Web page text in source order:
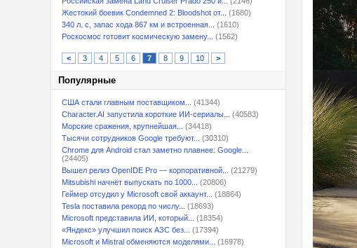
Жестокий боевик Condemned 2: Bloodshot от...
(1680)
340 л. с, запас хода 867 км и встроенная...
(1610)
Роскосмос готовит космическую замену...
(1562)
< 3 4 5 6 7 8 9 10 >
Популярные
США стали главным поставщиком...
(41344)
Character.AI запустила короткие ИИ-сериалы...
(40583)
Морские сражения, крупнейшая...
(34418)
Тысячи сотрудников Google требуют...
(30310)
Chrome для Android стал заметно плавнее: Google...
(24405)
Вышел релиз OpenIDE Pro — корпоративной...
(21279)
Mitsubishi начнёт выпускать по 1000...
(20806)
Геймер отсудил у Microsoft свой аккаунт...
(18864)
Tesla поставила рекорд по числу...
(18693)
Microsoft представила ИИ, который...
(18354)
«Яндекс» улучшил поиск АЗС без...
(17394)
Microsoft и Mistral обменяются моделями...
(16978)